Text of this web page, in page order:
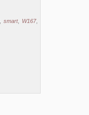
,smart, W167,